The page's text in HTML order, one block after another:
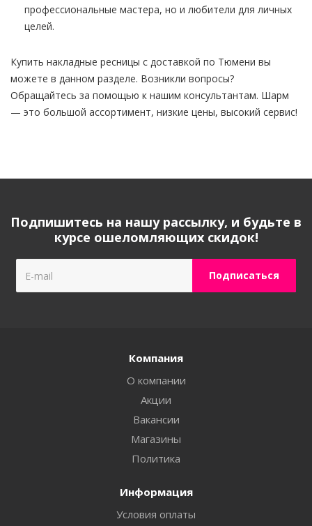
профессиональные мастера, но и любители для личных
целей.
Купить накладные ресницы с доставкой по Тюмени вы
можете в данном разделе. Возникли вопросы?
Обращайтесь за помощью к нашим консультантам. Шарм
— это большой ассортимент, низкие цены, высокий сервис!
Подпишитесь на нашу рассылку, и будьте в
курсе ошеломляющих скидок!
Компания
О компании
Акции
Вакансии
Магазины
Политика
Информация
Условия оплаты